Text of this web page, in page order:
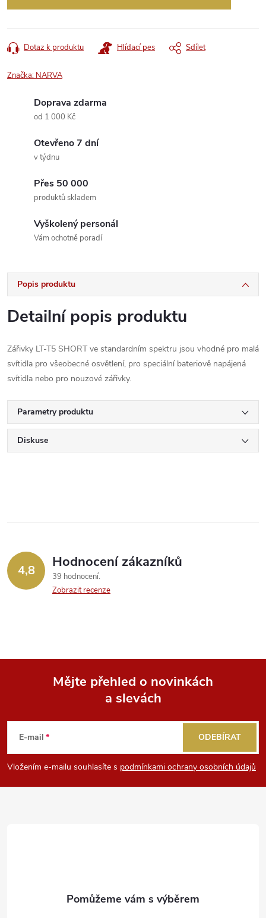
Dotaz k produktu Hlídací pes Sdílet
Značka: NARVA
Doprava zdarma
od 1 000 Kč
Otevřeno 7 dní
v týdnu
Přes 50 000
produktů skladem
Vyškolený personál
Vám ochotně poradí
Popis produktu
Detailní popis produktu
Zářivky LT-T5 SHORT ve standardním spektru jsou vhodné pro malá
svítidla pro všeobecné osvětlení, pro speciální bateriově napájená
svítidla nebo pro nouzové zářivky.
Parametry produktu
Diskuse
4,8 Hodnocení zákazníků
39 hodnocení
Zobrazit recenze
p
a
Mějte přehled o novinkách
a slevách
E-mail
Vložením e-mailu souhlasíte s podmínkami ochrany osobních údajů
ODEBÍRAT